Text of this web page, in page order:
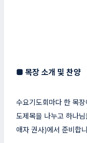
■ 목장 소개 및 찬양
수요기도회마다 한 목
도제목을 나누고 하나
애자 권사)에서 준비합